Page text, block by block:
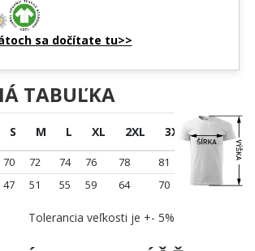
sa dočítate tu>>
TABUĽKA
S M L XL 2XL 3XL 4XL
70 72 74 76 78 81
47 51 55 59 64 70 76
Tolerancia veľkosti je +- 5%